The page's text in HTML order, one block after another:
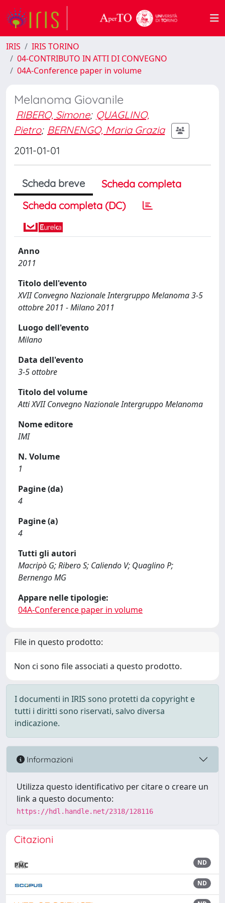
IRIS
IRIS TORINO
04-CONTRIBUTO IN ATTI DI CONVEGNO
04A-Conference paper in volume
Melanoma Giovanile
RIBERO, Simone; QUAGLINO,
Pietro; BERNENGO, Maria Grazia
2011-01-01
Scheda breve
Scheda completa
Scheda completa (DC)
Anno
2011
Titolo dell'evento
XVII Convegno Nazionale Intergruppo Melanoma 3-5
ottobre 2011 - Milano 2011
Luogo dell'evento
Milano
Data dell'evento
3-5 ottobre
Titolo del volume
Atti XVII Convegno Nazionale Intergruppo Melanoma
Nome editore
IMI
N. Volume
1
Pagine (da)
4
Pagine (a)
4
Tutti gli autori
Macripò G; Ribero S; Caliendo V; Quaglino P;
Bernengo MG
Appare nelle tipologie:
04A-Conference paper in volume
File in questo prodotto:
Non ci sono file associati a questo prodotto.
I documenti in IRIS sono protetti da copyright e
tutti i diritti sono riservati, salvo diversa
indicazione.
Informazioni
Utilizza questo identificativo per citare o creare un
link a questo documento:
https://hdl.handle.net/2318/128116
Citazioni
ND
ND